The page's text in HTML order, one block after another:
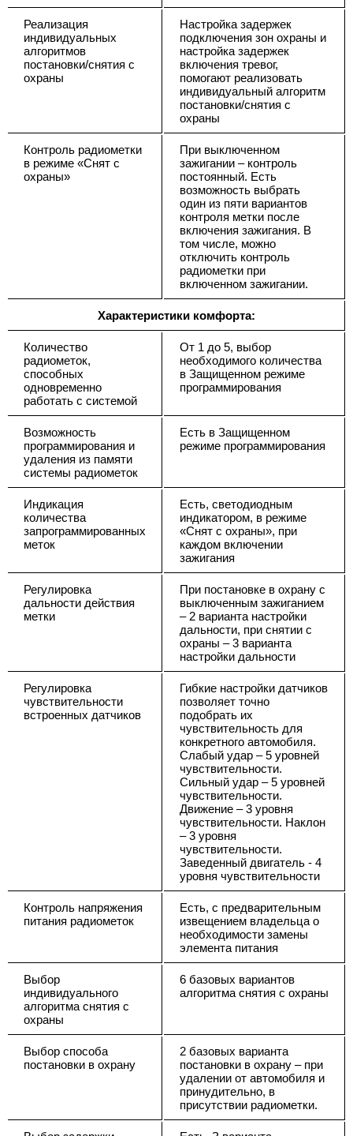
Реализация
индивидуальных
алгоритмов
постановки/снятия с
охраны
Настройка задержек
подключения зон охраны и
настройка задержек
включения тревог,
помогают реализовать
индивидуальный алгоритм
постановки/снятия с
охраны
Контроль радиометки
в режиме «Снят с
охраны»
При выключенном
зажигании – контроль
постоянный. Есть
возможность выбрать
один из пяти вариантов
контроля метки после
включения зажигания. В
том числе, можно
отключить контроль
радиометки при
включенном зажигании.
Характеристики комфорта:
Количество
радиометок,
способных
одновременно
работать с системой
От 1 до 5, выбор
необходимого количества
в Защищенном режиме
программирования
Возможность
программирования и
удаления из памяти
системы радиометок
Есть в Защищенном
режиме программирования
Индикация
количества
запрограммированных
меток
Есть, светодиодным
индикатором, в режиме
«Снят с охраны», при
каждом включении
зажигания
Регулировка
дальности действия
метки
При постановке в охрану с
выключенным зажиганием
– 2 варианта настройки
дальности, при снятии с
охраны – 3 варианта
настройки дальности
Регулировка
чувствительности
встроенных датчиков
Гибкие настройки датчиков
позволяет точно
подобрать их
чувствительность для
конкретного автомобиля.
Слабый удар – 5 уровней
чувствительности.
Сильный удар – 5 уровней
чувствительности.
Движение – 3 уровня
чувствительности. Наклон
– 3 уровня
чувствительности.
Заведенный двигатель - 4
уровня чувствительности
Контроль напряжения
питания радиометок
Есть, с предварительным
извещением владельца о
необходимости замены
элемента питания
Выбор
индивидуального
алгоритма снятия с
охраны
6 базовых вариантов
алгоритма снятия с охраны
Выбор способа
постановки в охрану
2 базовых варианта
постановки в охрану – при
удалении от автомобиля и
принудительно, в
присутствии радиометки.